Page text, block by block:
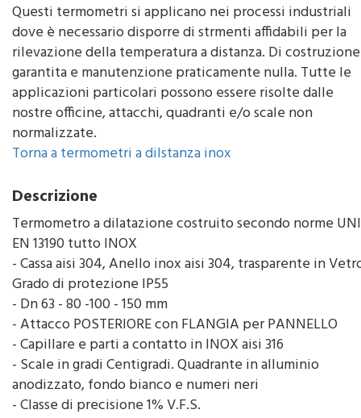
Questi termometri si applicano nei processi industriali
dove è necessario disporre di strmenti affidabili per la
rilevazione della temperatura a distanza. Di costruzione
garantita e manutenzione praticamente nulla. Tutte le
applicazioni particolari possono essere risolte dalle
nostre officine, attacchi, quadranti e/o scale non
normalizzate.
Torna a termometri a dilstanza inox
Descrizione
Termometro a dilatazione costruito secondo norme UNI
EN 13190 tutto INOX
- Cassa aisi 304, Anello inox aisi 304, trasparente in
Grado di protezione IP55
- Dn 63 - 80 -100 - 150 mm
- Attacco POSTERIORE con FLANGIA per PANNELLO
- Capillare e parti a contatto in INOX aisi 316
- Scale in gradi Centigradi. Quadrante in alluminio
anodizzato, fondo bianco e numeri neri
- Classe di precisione 1% V.F.S.